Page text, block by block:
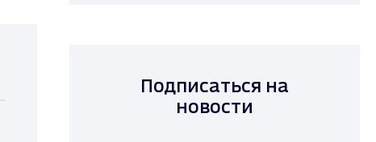
Подписаться на
новости